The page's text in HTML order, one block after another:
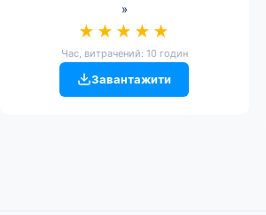
»
★★★★★
Час, витрачений: 10 годин
Завантажити